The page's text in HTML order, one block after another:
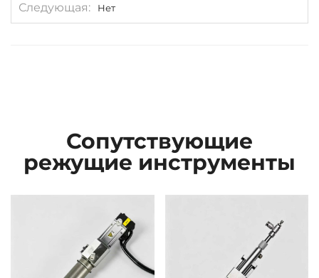
Следующая Нет
Сопутствующие
режущие инструменты